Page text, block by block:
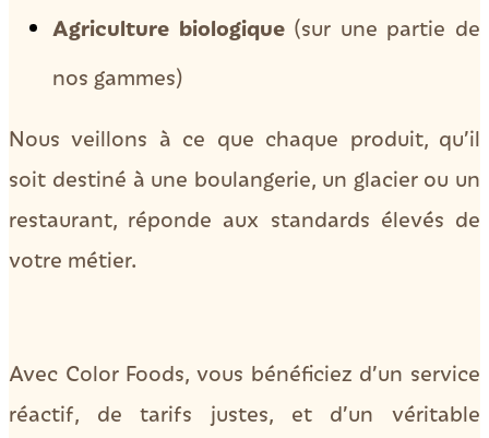
Agriculture biologique (sur une partie de
nos gammes)
Nous veillons à ce que chaque produit, qu’il
soit destiné à une boulangerie, un glacier ou un
restaurant, réponde aux standards élevés de
votre métier.
Avec Color Foods, vous bénéficiez d’un service
réactif, de tarifs justes, et d’un véritable